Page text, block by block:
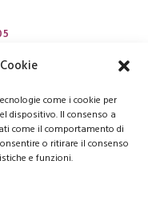
come i cookie per
dispositivo. Il consenso a
come il comportamento di
o ritirare il consenso
e funzioni.
ma sembra